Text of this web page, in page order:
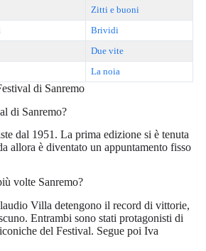
Zitti e buoni
Brividi
Due vite
La noia
di Sanremo
di Sanremo?
dal 1951. La prima edizione si è tenuta
allora è diventato un appuntamento fisso
volte Sanremo?
Villa detengono il record di vittorie,
Entrambi sono stati protagonisti di
del Festival. Segue poi Iva